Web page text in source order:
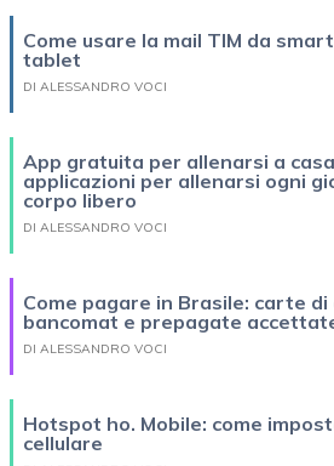
Come usare la mail TIM da
tablet
DI ALESSANDRO VOCI
App gratuita per allenarsi a
applicazioni per allenarsi ogni
corpo libero
DI ALESSANDRO VOCI
Come pagare in Brasile: carte di
bancomat e prepagate
DI ALESSANDRO VOCI
Hotspot ho. Mobile: come
cellulare